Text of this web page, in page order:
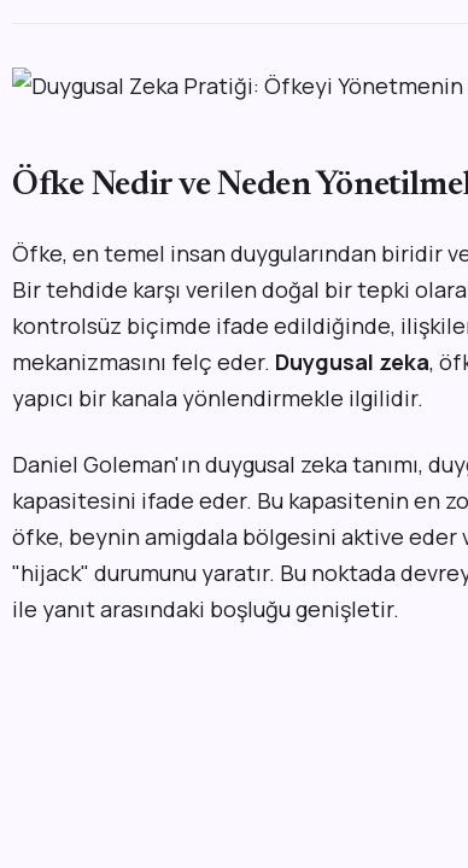
Öfke Nedir ve Neden
Öfke, en temel insan duygularından biridir
Bir tehdide karşı verilen doğal bir tepki
kontrolsüz biçimde ifade edildiğinde,
mekanizmasını felç eder. Duygusal zeka,
yapıcı bir kanala yönlendirmekle ilgilidir.
Daniel Goleman'ın duygusal zeka tanımı,
kapasitesini ifade eder. Bu kapasitenin en
öfke, beynin amigdala bölgesini aktive eder
"hijack" durumunu yaratır. Bu noktada
ile yanıt arasındaki boşluğu genişletir.